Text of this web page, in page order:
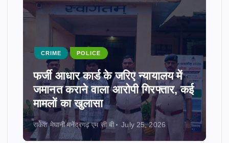
CRIME POLICE
फर्जी आधार कार्ड के जरिए न्यायालय में
जमानत कराने वाला आरोपी गिरफ्तार, कई
मामलों का खुलासा
राकेश मेघानी मनेंद्रगढ़ एम सी बी July 25, 2026